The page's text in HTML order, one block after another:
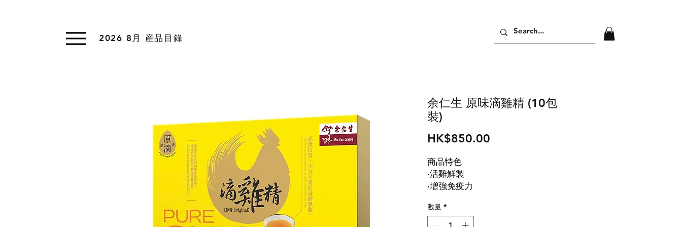
2026 8月 産品目錄
余仁生 原味滴雞精 (10包
裝)
HK$850.00
商品特色
·活雞鮮製
·増強免疫力
·提升集中力
數量 *